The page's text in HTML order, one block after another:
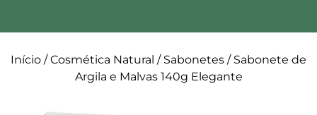
Início /Cosmética Natural / Sabonetes / Sabonete de
Argila e Malvas 140g Elegante